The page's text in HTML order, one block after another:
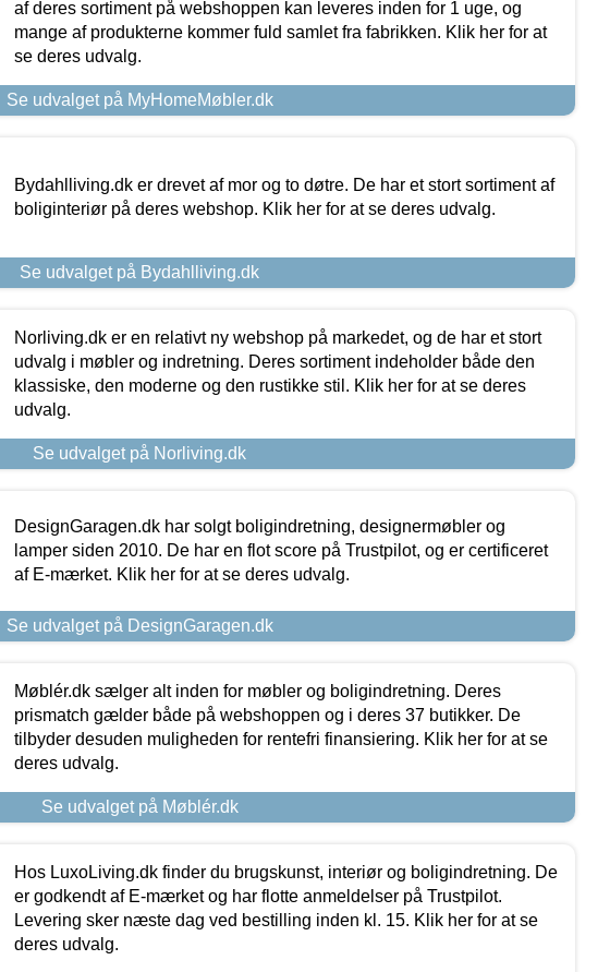
af deres sortiment på webshoppen kan leveres inden for 1 uge, og
mange af produkterne kommer fuld samlet fra fabrikken. Klik her for at
se deres udvalg.
Se udvalget på MyHomeMøbler.dk
Bydahlliving.dk er drevet af mor og to døtre. De har et stort sortiment af
boliginteriør på deres webshop. Klik her for at se deres udvalg.
Se udvalget på Bydahlliving.dk
Norliving.dk er en relativt ny webshop på markedet, og de har et stort
udvalg i møbler og indretning. Deres sortiment indeholder både den
klassiske, den moderne og den rustikke stil. Klik her for at se deres
udvalg.
Se udvalget på Norliving.dk
DesignGaragen.dk har solgt boligindretning, designermøbler og
lamper siden 2010. De har en flot score på Trustpilot, og er certificeret
af E-mærket. Klik her for at se deres udvalg.
Se udvalget på DesignGaragen.dk
Møblér.dk sælger alt inden for møbler og boligindretning. Deres
prismatch gælder både på webshoppen og i deres 37 butikker. De
tilbyder desuden muligheden for rentefri finansiering. Klik her for at se
deres udvalg.
Se udvalget på Møblér.dk
Hos LuxoLiving.dk finder du brugskunst, interiør og boligindretning. De
er godkendt af E-mærket og har flotte anmeldelser på Trustpilot.
Levering sker næste dag ved bestilling inden kl. 15. Klik her for at se
deres udvalg.